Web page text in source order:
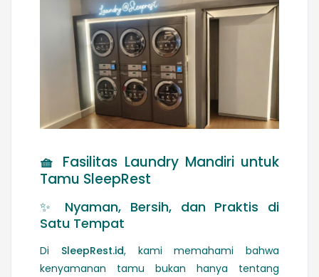
🧺 Fasilitas Laundry Mandiri untuk
Tamu SleepRest
✨ Nyaman, Bersih, dan Praktis di
Satu Tempat
Di SleepRest.id, kami memahami bahwa
kenyamanan tamu bukan hanya tentang